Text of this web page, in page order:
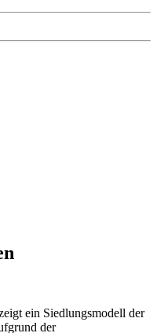
ein Siedlungsmodell der
der